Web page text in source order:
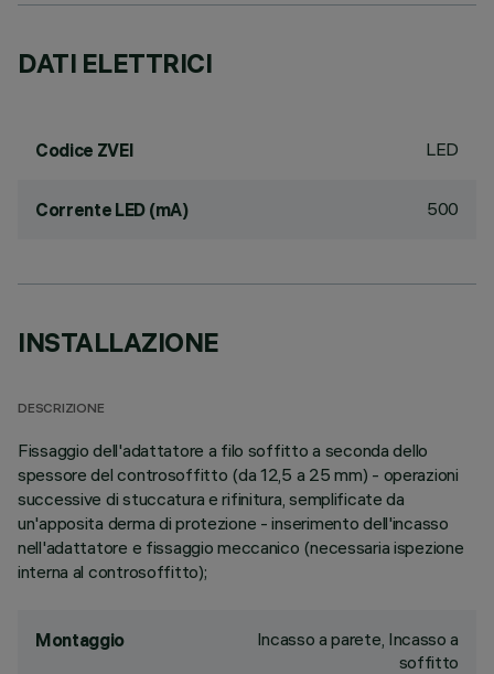
DATI ELETTRICI
Codice ZVEI LED
Corrente LED (mA) 500
INSTALLAZIONE
DESCRIZIONE
Fissaggio dell'adattatore a filo soffitto a seconda dello
spessore del controsoffitto (da 12,5 a 25 mm) - operazioni
successive di stuccatura e rifinitura, semplificate da
un'apposita derma di protezione - inserimento dell'incasso
nell'adattatore e fissaggio meccanico (necessaria ispezione
interna al controsoffitto);
Montaggio
Incasso a parete, Incasso a
soffitto